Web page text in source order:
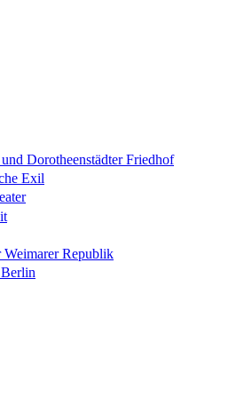
Dorotheenstädter Friedhof
Exil
Republik